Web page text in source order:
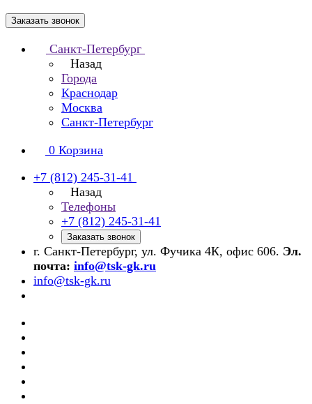
Заказать звонок
Санкт-Петербург
Назад
Города
Краснодар
Москва
Санкт-Петербург
0 Корзина
+7 (812) 245-31-41
Назад
Телефоны
+7 (812) 245-31-41
Заказать звонок
г. Санкт-Петербург, ул. Фучика 4К, офис 606. Эл.
почта: info@tsk-gk.ru
info@tsk-gk.ru